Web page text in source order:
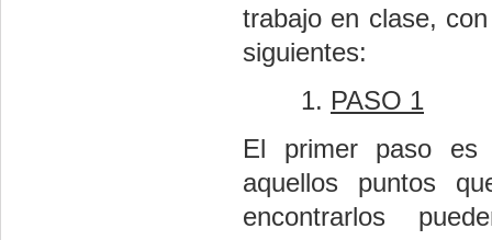
trabajo en clase,
siguientes:
PASO 1
El primer paso es
aquellos puntos
encontrarlos